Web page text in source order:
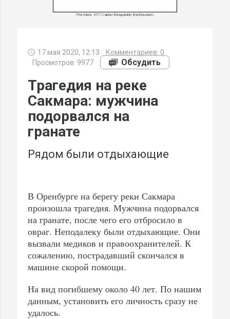
Реклама. ИП Савин Владимир Валерьевич
17 мая 2020, 12:13 Комментариев: 0
Просмотров: 9977
Обсудить
Трагедия на реке
Сакмара: мужчина
подорвался на
гранате
Рядом были отдыхающие
В Оренбурге на берегу реки Сакмара
произошла трагедия. Мужчина подорвался
на гранате, после чего его отбросило в
овраг. Неподалеку были отдыхающие. Они
вызвали медиков и правоохранителей. К
сожалению, пострадавший скончался в
машине скорой помощи.
На вид погибшему около 40 лет. По нашим
данным, установить его личность сразу не
удалось.